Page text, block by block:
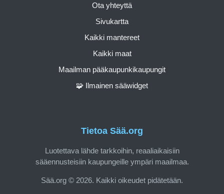
Tietoa Sää.org
Luotettava lähde tarkkoihin, reaaliaikaisiin
sääennusteisiin kaupungeille ympäri maailmaa.
Sää.org © 2026. Kaikki oikeudet pidätetään.
Ota yhteyttä
Sivukartta
Kaikki mantereet
Kaikki maat
Maailman pääkaupunkikaupungit
🧩 Ilmainen sääwidget